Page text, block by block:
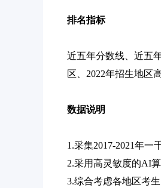
排名指标
近五年分数线、近五
区、2022年招生地区
数据说明
1.采集2017-2021年
2.采用高灵敏度的AI
3.综合考虑各地区考